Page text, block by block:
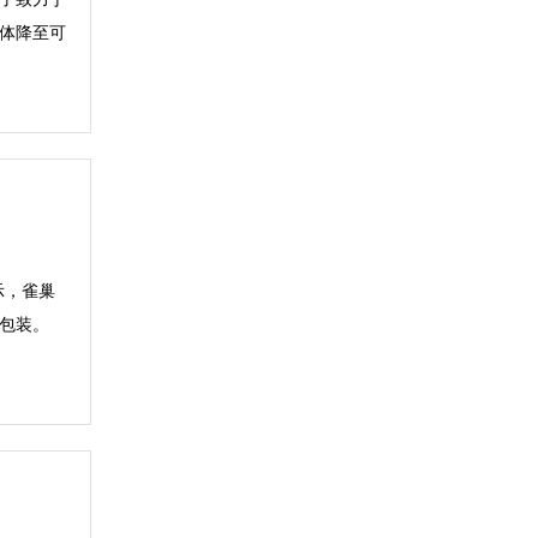
降至可
雀巢
装。